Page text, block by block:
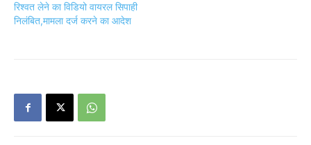
रिश्वत लेने का विडियो वायरल सिपाही
निलंबित,मामला दर्ज करने का आदेश